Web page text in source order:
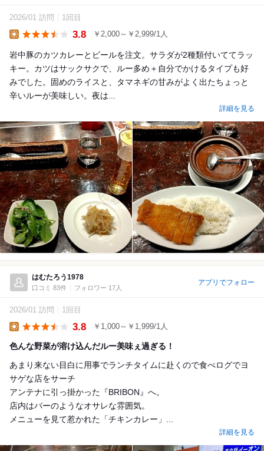
2026/01 訪問 1回目
3.8 ￥2,000～￥2,999/1人
岩中豚のカツカレーとビールを注文。サラダが2種類付いててラッ
キー。カツはサックサクで、ルー多め＋自分でかけるタイプも好
みでした。固めのライスと、タマネギの甘みがよく出たちょっと
辛いルーが美味しい。夜は...
詳細を見る
はむたろう1978
口コミ 83件 フォロワー 17人
アプリでフォロー
2026/01 訪問 1回目
3.8 ￥1,000～￥1,999/1人
色んな野菜が溶け込んだルー美味ぇ過ぎる！
あまり来ない目白に用事でランチタイムに赴くので食べログでヨ
サゲな店をサーチ
アンテナに引っ掛かった『BRIBON』へ。
店内はバーのようなオサレな雰囲気。
メニューを見て惹かれた「チキンカレー」...
詳細を見る